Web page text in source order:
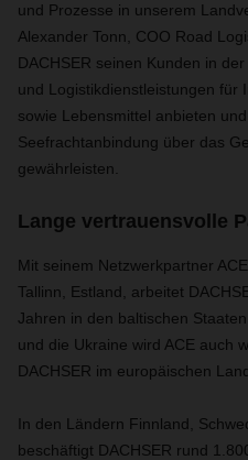
und Prozesse in unserem
Alexander Tonn, COO Road
DACHSER seinen Kunden in
und Logistikdienstleistungen für
sowie Lebensmittel anbieten
Seefrachtanbindung über das
gewährleisten.
Lange vertrauensvolle
Mit seinem Netzwerkpartner
Tallinn, Estland, arbeitet
Jahren in den baltischen
und die Ukraine wird ACE auch
DACHSER im europäischen
In den Ländern Finnland,
beschäftigt DACHSER rund